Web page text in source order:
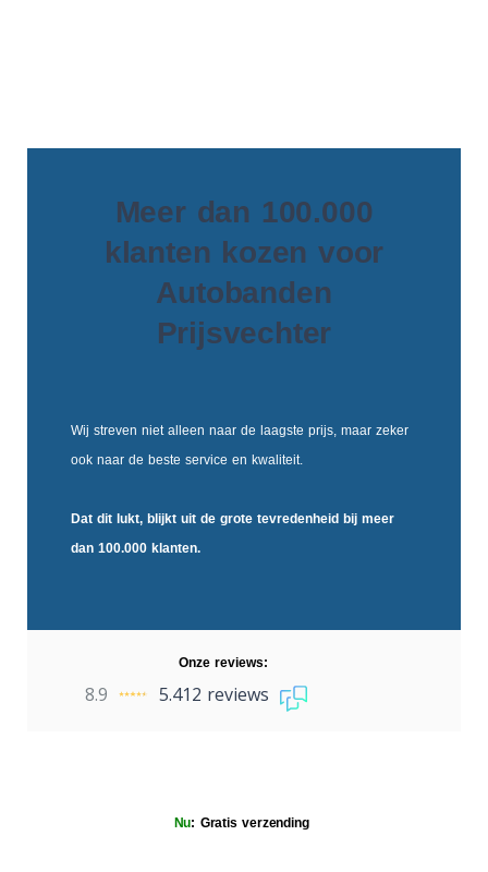
Meer dan 100.000
klanten kozen voor
Autobanden
Prijsvechter
Wij streven niet alleen naar de laagste prijs, maar zeker
ook naar de beste service en kwaliteit.
Dat dit lukt, blijkt uit de grote tevredenheidbij meer
dan 100.000 klanten.
Onze reviews:
8.9 5.412 reviews
Nu: Gratis verzending